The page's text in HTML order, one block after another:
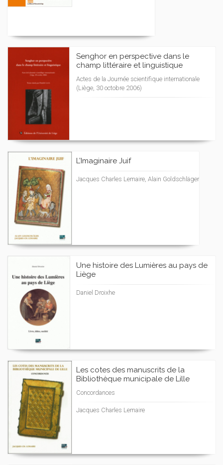
Senghor en perspective dans le
champ littéraire et linguistique
Actes de la Journée scientifique internationale
(Liège, 30 octobre 2006)
L’Imaginaire Juif
Jacques Charles Lemaire, Alain Goldschläger
Une histoire des Lumières au pays de
Liège
Daniel Droixhe
Les cotes des manuscrits de la
Bibliothèque municipale de Lille
Concordances
Jacques Charles Lemaire